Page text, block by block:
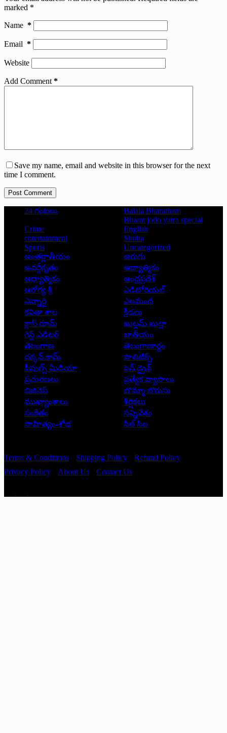
marked *
Name *
Email *
Website
Add Comment *
Save my name, email and website in this browser for the next
time I comment.
Post Comment
24 గంటలు
Balala Bharatham
Bharat jodo yatra special
Crime
English
entertainment
Shoba
Sports
Uncategorized
అంతర్జాతీయం
అరుగు
అవర్గీకృతం
ఆద్యాత్మికం
ఆధ్యాత్మికం
ఆంధ్రప్రదేశ్
ఆరోగ్య శ్రీ
ఎడిటోరియల్
ఎన్నారై
ఎలమంద
కవితా శాల
క్రీడలు
క్లాస్ రూమ్
ఖుల్లమ్ ఖుల్లా
గెస్ట్ ఎడిటర్
జాతీయం
తెలంగాణ
తెలంగాణార్థం
దక్కన్.కామ్
పాలిటిక్స్
పీపుల్స్ ‌మీడియా
పెన్ డ్రైవ్
ప్రచురణలు
ప్రత్యేక వ్యాసాలు
బిజినెస్
బొమ్మా బొరుసు
ముఖ్యాంశాలు
శీర్షికలు
సంకేతం
సన్నివేశం
సాహిత్యం-శోభ
సిల్ సిల
Terms & Conditions Shipping Policy
Refund Policy
Privacy Policy
About Us Contact Us